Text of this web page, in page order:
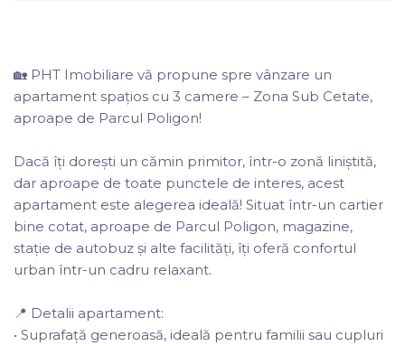
🏡 PHT Imobiliare vă propune spre vânzare un
apartament spațios cu 3 camere – Zona Sub Cetate,
aproape de Parcul Poligon!
Dacă îți dorești un cămin primitor, într-o zonă liniștită,
dar aproape de toate punctele de interes, acest
apartament este alegerea ideală! Situat într-un cartier
bine cotat, aproape de Parcul Poligon, magazine,
stație de autobuz și alte facilități, îți oferă confortul
urban într-un cadru relaxant.
📍 Detalii apartament:
• Suprafață generoasă, ideală pentru familii sau cupluri